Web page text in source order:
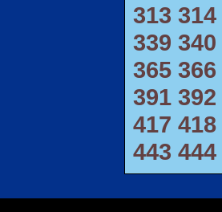
313 314
339 340
365 366
391 392
417 418
443 444